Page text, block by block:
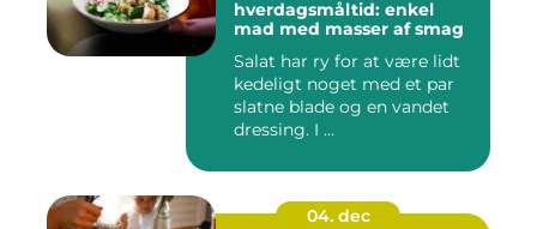
hverdagsmåltid: enkel
mad med masser af smag
Salat har ry for at være lidt
kedeligt noget med et par
slatne blade og en vandet
dressing. I ...
04. dec